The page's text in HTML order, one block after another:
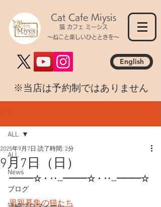
Cat Cafe Miysis
猫 カフェ ミーシス
～ねこと楽しいひとときを～
English
​※当店は予約制ではありません
ALL
News
ブログ
ALL
9月7日（日）
2025年9月7日 読了時間: 2分
━━━☆・‥…━━━☆・‥…━━━☆
里親募集の猫たち